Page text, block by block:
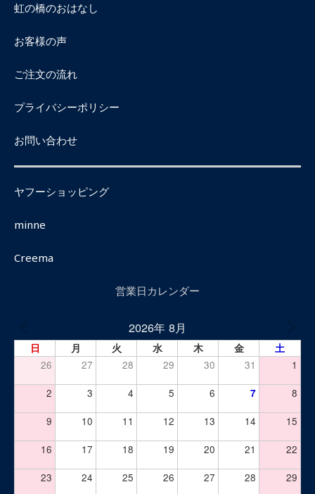
虹の橋のおはなし
お客様の声
ご注文の流れ
プライバシーポリシー
お問い合わせ
ヤフーショッピング
minne
Creema
営業日カレンダー
2026年 8月
日 月 火 水 木 金
土
26
27 28 29 30 31 1
2 3 4 5 6 7 8
9 10 11 12 13 14 15
16 17 18 19 20 21 22
23 24 25 26 27 28 29